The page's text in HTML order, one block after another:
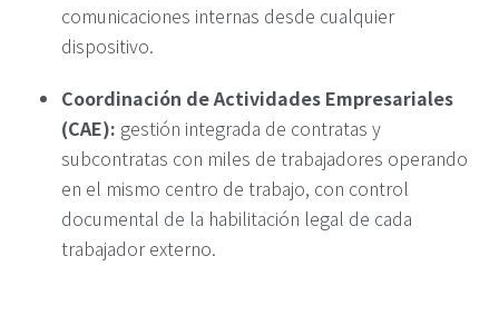
comunicaciones internas desde cualquier
dispositivo.
Coordinación de Actividades Empresariales
(CAE): gestión integrada de contratas y
subcontratas con miles de trabajadores operando
en el mismo centro de trabajo, con control
documental de la habilitación legal de cada
trabajador externo.